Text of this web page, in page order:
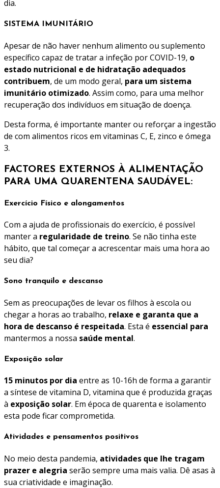
dia.
SISTEMA IMUNITÁRIO
Apesar de não haver nenhum alimento ou suplemento
específico capaz de tratar a infeção por COVID-19, o
estado nutricional e de hidratação adequados
contribuem, de um modo geral, para um sistema
imunitário otimizado. Assim como, para uma melhor
recuperação dos indivíduos em situação de doença.
Desta forma, é importante manter ou reforçar a ingestão
de com alimentos ricos em vitaminas C, E, zinco e ómega
3.
FACTORES EXTERNOS À ALIMENTAÇÃO
PARA UMA QUARENTENA SAUDÁVEL:
Exercício Físico e alongamentos
Com a ajuda de profissionais do exercício, é possível
manter a regularidade de treino. Se não tinha este
hábito, que tal começar a acrescentar mais uma hora ao
seu dia?
Sono tranquilo e descanso
Sem as preocupações de levar os filhos à escola ou
chegar a horas ao trabalho, relaxe e garanta que a
hora de descanso é respeitada. Esta é essencial para
mantermos a nossa saúde mental.
Exposição solar
15 minutos por dia entre as 10-16h de forma a garantir
a síntese de vitamina D, vitamina que é produzida graças
à exposição solar. Em época de quarenta e isolamento
esta pode ficar comprometida.
Atividades e pensamentos positivos
No meio desta pandemia, atividades que lhe tragam
prazer e alegria serão sempre uma mais valia. Dê asas à
sua criatividade e imaginação.